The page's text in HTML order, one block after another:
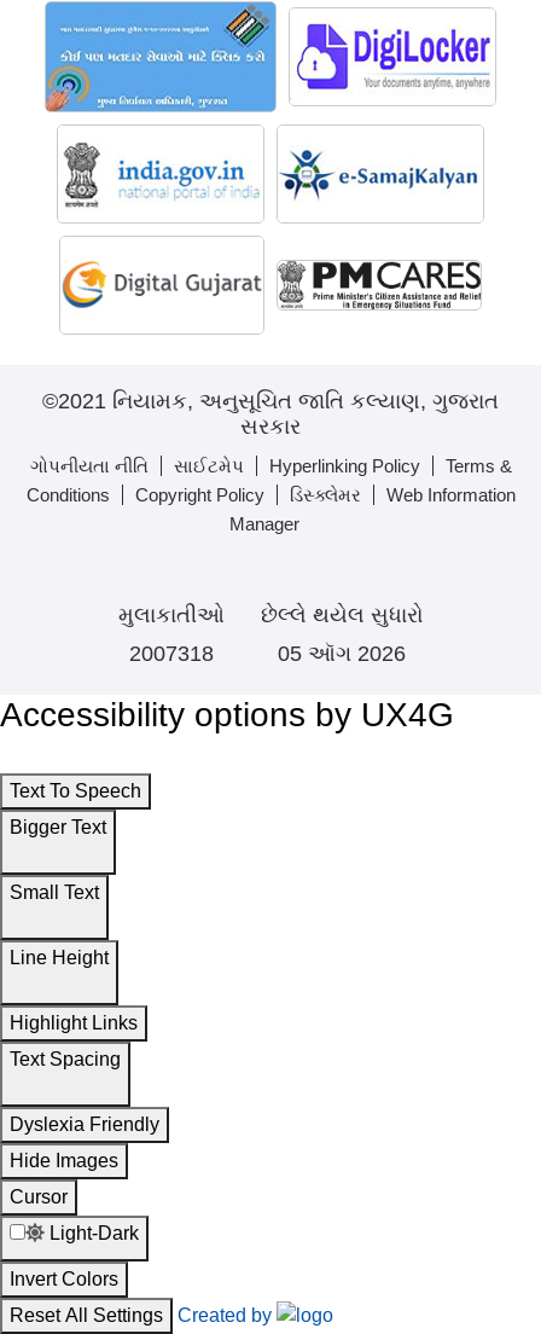
©2021 નિયામક, અનુસૂચિત જાતિ કલ્યાણ, ગુજરાત
સરકાર
ગોપનીયતા નીતિ સાઈટમેપ Hyperlinking Policy
Terms &
Conditions
Copyright Policy ડિસ્ક્લેમર
Web Information
Manager
મુલાકાતીઓ
2007318
છેલ્લે થયેલ સુધારો
05 ઑગ 2026
Accessibility options by UX4G
Text To Speech
Bigger Text
Small Text
Line Height
Highlight Links
Text Spacing
Dyslexia Friendly
Hide Images
Cursor
Light-Dark
Invert Colors
Reset All Settings
Created by